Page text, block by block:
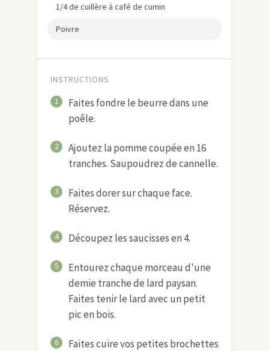
1/4 de cuillère à café de cumin
Poivre
INSTRUCTIONS
1
Faites fondre le beurre dans une
poêle.
2
Ajoutez la pomme coupée en 16
tranches. Saupoudrez de cannelle.
3
Faites dorer sur chaque face.
Réservez.
4 Découpez les saucisses en 4.
5
Entourez chaque morceau d'une
demie tranche de lard paysan.
Faites tenir le lard avec un petit
pic en bois.
6
Faites cuire vos petites brochettes